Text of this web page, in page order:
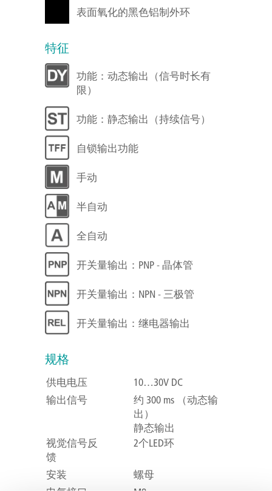
表面氧化的黑色铝制外环
特征
功能：动态输出（信号时长有
限）
功能：静态输出（持续信号）
自锁输出功能
手动
半自动
全自动
开关量输出：PNP - 晶体管
开关量输出：NPN - 三极管
开关量输出：继电器输出
规格
供电电压
10…30V DC
输出信号
约 300 ms （动态输
出）
静态输出
视觉信号反
馈
2个LED环
安装
螺母